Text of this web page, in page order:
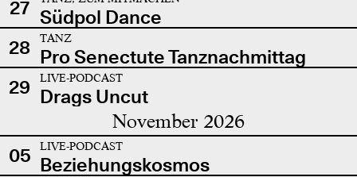
27 Südpol Dance
28
TANZ
Pro Senectute Tanznachmittag
29
LIVE-PODCAST
Drags Uncut
November 2026
05 LIVE-PODCAST
Beziehungskosmos